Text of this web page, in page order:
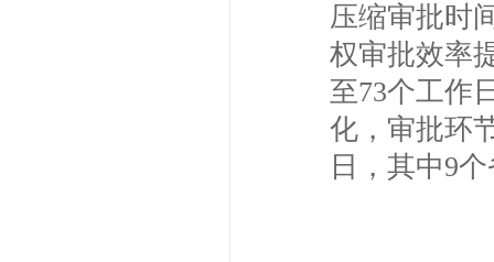
压缩审批时
权审批效率
至73个工作
化，审批环
日，其中9